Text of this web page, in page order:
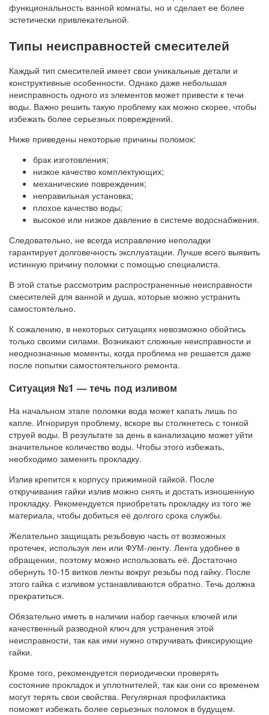
функциональность ванной комнаты, но и сделает ее более
эстетически привлекательной.
Типы неисправностей смесителей
Каждый тип смесителей имеет свои уникальные детали и
конструктивные особенности. Однако даже небольшая
неисправность одного из элементов может привести к течи
воды. Важно решить такую проблему как можно скорее, чтобы
избежать более серьезных повреждений.
Ниже приведены некоторые причины поломок:
брак изготовления;
низкое качество комплектующих;
механические повреждения;
неправильная установка;
плохое качество воды;
высокое или низкое давление в системе водоснабжения.
Следовательно, не всегда исправление неполадки
гарантирует долговечность эксплуатации. Лучше всего выявить
истинную причину поломки с помощью специалиста.
В этой статье рассмотрим распространенные неисправности
смесителей для ванной и душа, которые можно устранить
самостоятельно.
К сожалению, в некоторых ситуациях невозможно обойтись
только своими силами. Возникают сложные неисправности и
неоднозначные моменты, когда проблема не решается даже
после попытки самостоятельного ремонта.
Ситуация №1 — течь под изливом
На начальном этапе поломки вода может капать лишь по
капле. Игнорируя проблему, вскоре вы столкнетесь с тонкой
струей воды. В результате за день в канализацию может уйти
значительное количество воды. Чтобы этого избежать,
необходимо заменить прокладку.
Излив крепится к корпусу прижимной гайкой. После
откручивания гайки излив можно снять и достать изношенную
прокладку. Рекомендуется приобретать прокладку из того же
материала, чтобы добиться её долгого срока службы.
Желательно защищать резьбовую часть от возможных
протечек, используя лен или ФУМ-ленту. Лента удобнее в
обращении, поэтому можно использовать её. Достаточно
обернуть 10-15 витков ленты вокруг резьбы под гайку. После
этого гайка с изливом устанавливаются обратно. Течь должна
прекратиться.
Обязательно иметь в наличии набор гаечных ключей или
качественный разводной ключ для устранения этой
неисправности, так как ими нужно откручивать фиксирующие
гайки.
Кроме того, рекомендуется периодически проверять
состояние прокладок и уплотнителей, так как они со временем
могут терять свои свойства. Регулярная профилактика
поможет избежать более серьезных поломок в будущем.